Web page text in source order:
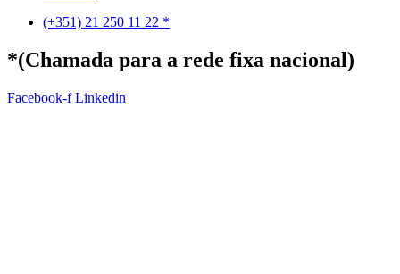
(+351) 21 250 11 22 *
*(Chamada para a rede fixa nacional)
Facebook-f Linkedin